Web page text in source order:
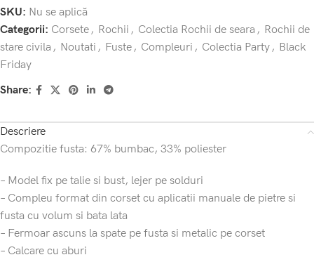
SKU: Nu se aplică
Categorii: Corsete , Rochii , Colectia Rochii de seara , Rochii de
stare civila , Noutati , Fuste , Compleuri , Colectia Party , Black
Friday
Share:
Descriere
Compozitie fusta: 67% bumbac, 33% poliester
– Model fix pe talie si bust, lejer pe solduri
– Compleu format din corset cu aplicatii manuale de pietre si
fusta cu volum si bata lata
– Fermoar ascuns la spate pe fusta si metalic pe corset
– Calcare cu aburi